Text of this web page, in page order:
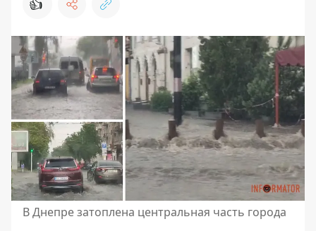
👍
В Днепре затоплена центральная часть города